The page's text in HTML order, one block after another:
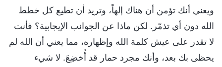
ويعني أنك تؤمن أن هناك إلهاً، وتريد أن تطيع كل خطط
الله دون أي تذمّر. لكن ماذا عن الجوانب الإيجابية؟ فأنت
لا تقدر على عيش كلمة الله وإظهاره، مما يعني أن الله لم
يحظى بك بعد، وأنك مجرد حمار قد أُخضِعَ. لا شيء